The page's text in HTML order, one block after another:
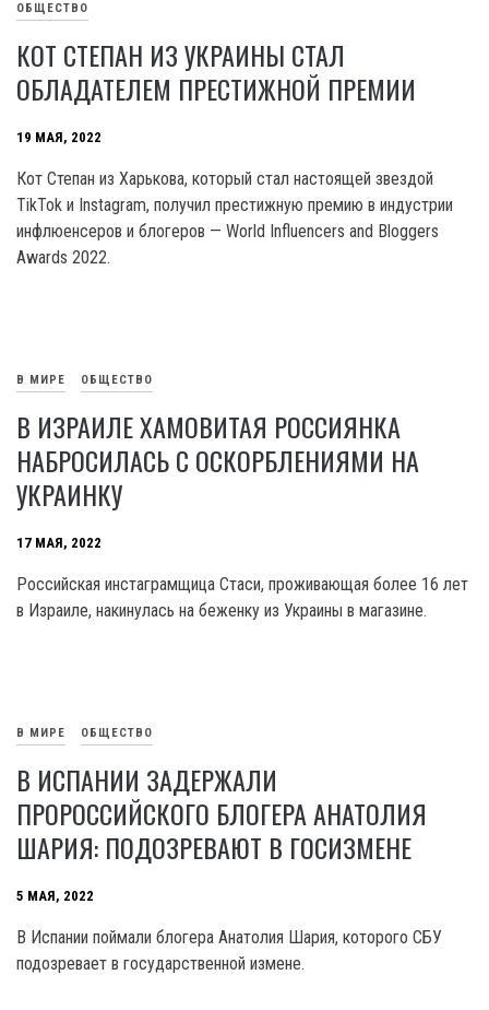
ОБЩЕСТВО
КОТ СТЕПАН ИЗ УКРАИНЫ СТАЛ
ОБЛАДАТЕЛЕМ ПРЕСТИЖНОЙ ПРЕМИИ
19 МАЯ, 2022
Кот Степан из Харькова, который стал настоящей звездой
TikTok и Instagram, получил престижную премию в индустрии
инфлюенсеров и блогеров — World Influencers and Bloggers
Awards 2022.
В МИРЕ ОБЩЕСТВО
В ИЗРАИЛЕ ХАМОВИТАЯ РОССИЯНКА
НАБРОСИЛАСЬ С ОСКОРБЛЕНИЯМИ НА
УКРАИНКУ
17 МАЯ, 2022
Российская инстаграмщица Стаси, проживающая более 16 лет
в Израиле, накинулась на беженку из Украины в магазине.
В МИРЕ ОБЩЕСТВО
В ИСПАНИИ ЗАДЕРЖАЛИ
ПРОРОССИЙСКОГО БЛОГЕРА АНАТОЛИЯ
ШАРИЯ: ПОДОЗРЕВАЮТ В ГОСИЗМЕНЕ
5 МАЯ, 2022
В Испании поймали блогера Анатолия Шария, которого СБУ
подозревает в государственной измене.